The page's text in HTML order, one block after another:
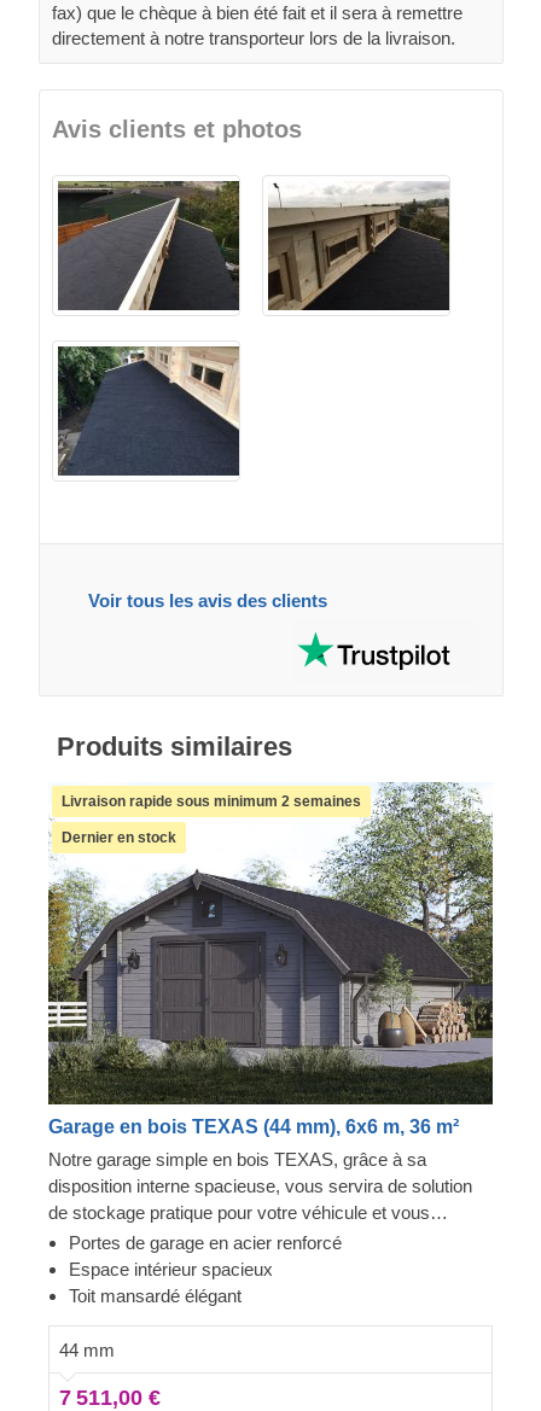
fax) que le chèque à bien été fait et il sera à remettre
directement à notre transporteur lors de la livraison.
Avis clients et photos
Voir tous les avis des clients
Produits similaires
Livraison rapide sous minimum 2 semaines
Dernier en stock
Garage en bois TEXAS (44 mm), 6x6 m, 36 m²
Notre garage simple en bois TEXAS, grâce à sa
disposition interne spacieuse, vous servira de solution
de stockage pratique pour votre véhicule et vous
fournira suffisamment d'espace pour garder en toute
sécurité votre voiture, vos pneus, vos outils et divers
autres articles. Les grandes portes de garage
de la structure et vous permettront d'entrer et de sortir
facilement du garage. Profitez de la forme originale et
exclusive de ce joli bâtiment de garage et de tous les
Portes de garage en acier renforcé
Espace intérieur spacieux
Toit mansardé élégant
44 mm
7 511,00 €